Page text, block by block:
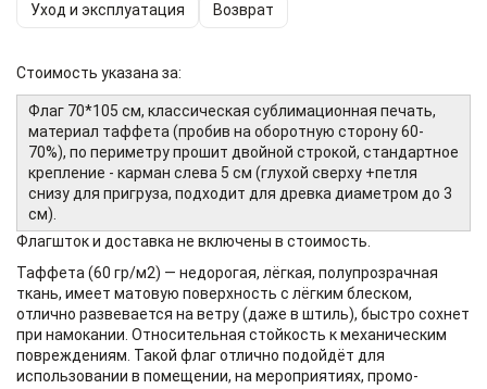
Уход и эксплуатация Возврат
Стоимость указана за:
Флаг 70*105 см, классическая сублимационная печать,
материал таффета (пробив на оборотную сторону 60-
70%), по периметру прошит двойной строкой, стандартное
крепление - карман слева 5 см (глухой сверху +петля
снизу для пригруза, подходит для древка диаметром до 3
см).
Флагшток и доставка не включены в стоимость.
Таффета (60 гр/м2) — недорогая, лёгкая, полупрозрачная
ткань, имеет матовую поверхность с лёгким блеском,
отлично развевается на ветру (даже в штиль), быстро сохнет
при намокании. Относительная стойкость к механическим
повреждениям. Такой флаг отлично подойдёт для
использовании в помещении, на мероприятиях, промо-